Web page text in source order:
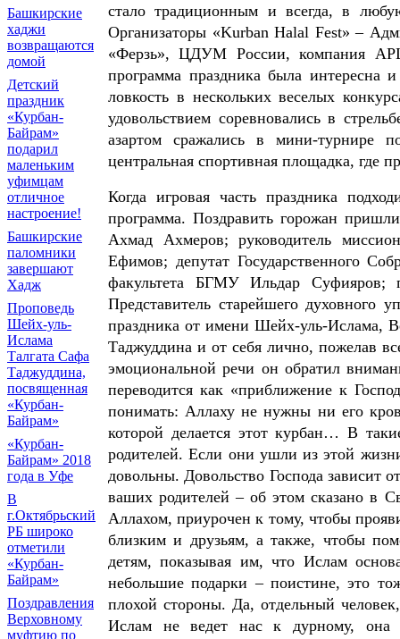
Башкирские
хаджи
возвращаются
домой
Детский
праздник
«Курбан-
Байрам»
подарил
маленьким
уфимцам
отличное
настроение!
Башкирские
паломники
завершают
Хадж
Проповедь
Шейх-уль-
Ислама
Талгата Сафа
Таджуддина,
посвященная
«Курбан-
Байрам»
«Курбан-
Байрам» 2018
года в Уфе
В
г.Октябрьский
РБ широко
отметили
«Курбан-
Байрам»
Поздравления
Верховному
муфтию по
стало традиционным и всегда, в
Организаторы «Kurban Halal Fest» –
«Ферзь», ЦДУМ России, компания
программа праздника была
ловкость в нескольких веселых
удовольствием соревновались в
азартом сражались в мини-турнире
центральная спортивная площадка, где
Когда игровая часть праздника
программа. Поздравить горожан
Ахмад Ахмеров; руководитель
Ефимов; депутат Государственного
факультета БГМУ Ильдар Суфияров;
Представитель старейшего духовного
праздника от имени Шейх-уль-Ислама,
Таджуддина и от себя лично, пожелав
эмоциональной речи он обратил
переводится как «приближение к
понимать: Аллаху не нужны ни его
которой делается этот курбан… В
родителей. Если они ушли из этой
довольны. Довольство Господа зависит
ваших родителей – об этом сказано в
Аллахом, приурочен к тому, чтобы
близким и друзьям, а также, чтобы
детям, показывая им, что Ислам
небольшие подарки – поистине, это
плохой стороны. Да, отдельный
Ислам не ведет нас к дурному, она